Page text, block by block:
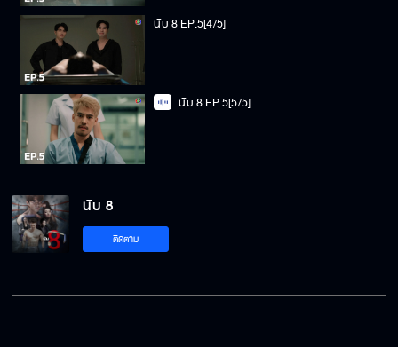
นับ 8 EP.5[4/5]
นับ 8 EP.5[5/5]
นับ 8
ติดตาม